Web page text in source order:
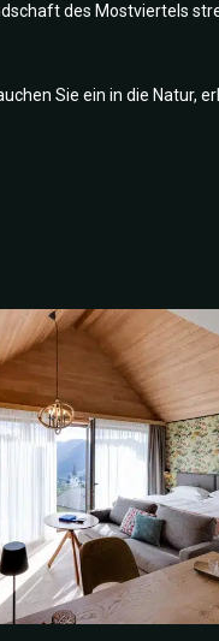
des Mostviertels
Sie ein in die Natur,